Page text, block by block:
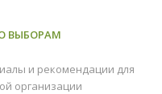
ВЫБОРАМ
и рекомендации для
организации